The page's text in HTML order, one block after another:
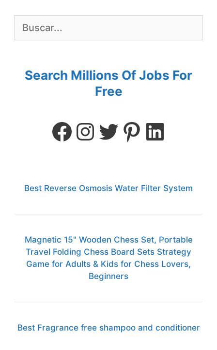
Search Millions Of Jobs For
Free
Best Reverse Osmosis Water Filter System
Magnetic 15" Wooden Chess Set, Portable
Travel Folding Chess Board Sets Strategy
Game for Adults & Kids for Chess Lovers,
Beginners
Best Fragrance free shampoo and conditioner